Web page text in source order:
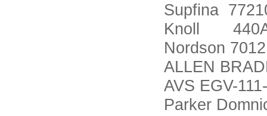
Supfina
Knoll
Nordson
ALLEN
AVS EGV-
Parker